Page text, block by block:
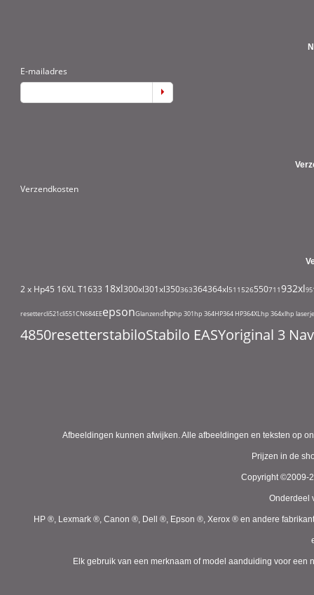
E-mailadres
Verzendkosten
2 x Hp45 16XL T1633 18xl300xl301xl350363364364xl511 526550711932xl
resettercli521cli551CN684EEepsonGlanzendhphp 301hp 364HP364 HP364XLhp 364xlhp
4850resetterstabiloStabilo EASYoriginal 3
Afbeeldingen kunnen afwijken. Alle afbeeldingen en teksten op
Prijzen in de
Copyright ©2009-
Onderdeel
HP ®, Lexmark ®, Canon ®, Dell ®, Epson ®, Xerox ® en andere
Elk gebruik van een merknaam of model aanduiding voor